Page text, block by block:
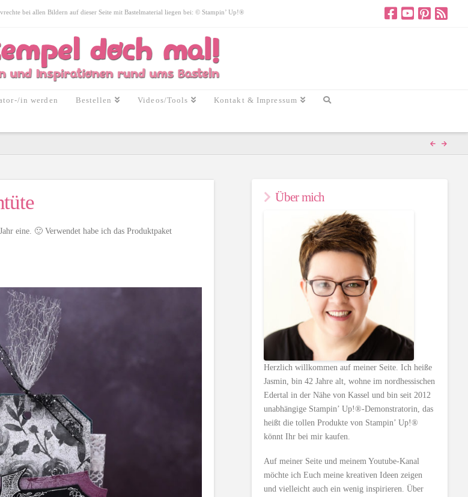
bei allen Bildern auf dieser Seite mit Bastelmaterial liegen bei: © Stampin’ Up!®
in werden Bestellen Videos/Tools Kontakt & Impressum
eine. 🙂 Verwendet habe ich das Produktpaket
Über mich
Herzlich willkommen auf meiner Seite. Ich heiße
Jasmin, bin 42 Jahre alt, wohne im nordhessischen
Edertal in der Nähe von Kassel und bin seit 2012
unabhängige Stampin’ Up!®-Demonstratorin, das
heißt die tollen Produkte von Stampin’ Up!®
könnt Ihr bei mir kaufen.
Auf meiner Seite und meinem Youtube-Kanal
möchte ich Euch meine kreativen Ideen zeigen
und vielleicht auch ein wenig inspirieren. Über